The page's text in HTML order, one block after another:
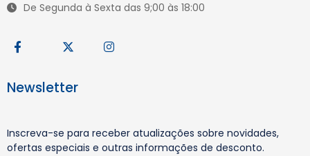
De Segunda à Sexta das 9;00 às 18:00
Newsletter
Inscreva-se para receber atualizações sobre novidades,
ofertas especiais e outras informações de desconto.